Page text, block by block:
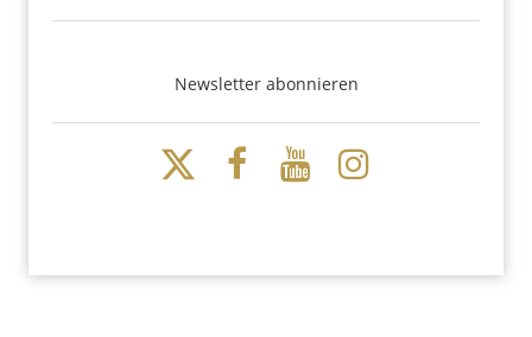
Newsletter abonnieren